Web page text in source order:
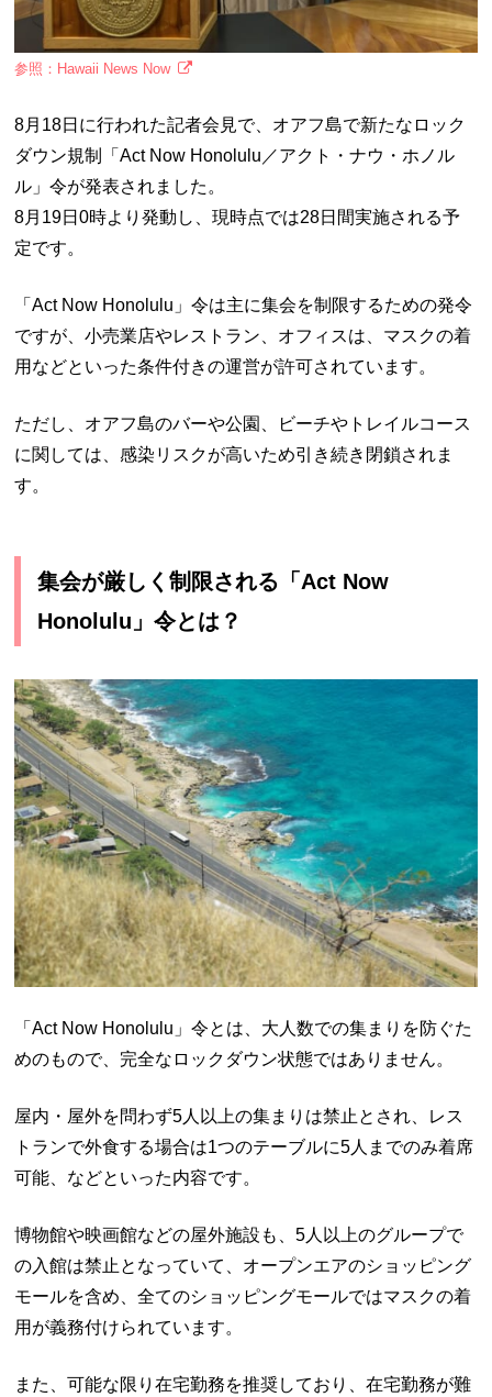
参照：Hawaii News Now
8月18日に行われた記者会見で、オアフ島で新たなロック
ダウン規制「Act Now Honolulu／アクト・ナウ・ホノル
ル」令が発表されました。
8月19日0時より発動し、現時点では28日間実施される予
定です。
「Act Now Honolulu」令は主に集会を制限するための発令
ですが、小売業店やレストラン、オフィスは、マスクの着
用などといった条件付きの運営が許可されています。
ただし、オアフ島のバーや公園、ビーチやトレイルコース
に関しては、感染リスクが高いため引き続き閉鎖されま
す。
集会が厳しく制限される「Act Now
Honolulu」令とは？
「Act Now Honolulu」令とは、大人数での集まりを防ぐた
めのもので、完全なロックダウン状態ではありません。
屋内・屋外を問わず5人以上の集まりは禁止とされ、レス
トランで外食する場合は1つのテーブルに5人までのみ着席
可能、などといった内容です。
博物館や映画館などの屋外施設も、5人以上のグループで
の入館は禁止となっていて、オープンエアのショッピング
モールを含め、全てのショッピングモールではマスクの着
用が義務付けられています。
また、可能な限り在宅勤務を推奨しており、在宅勤務が難